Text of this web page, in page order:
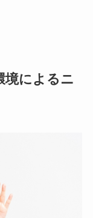
境によるニ